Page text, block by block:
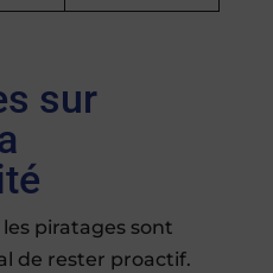
sur
piratages sont
de rester proactif.